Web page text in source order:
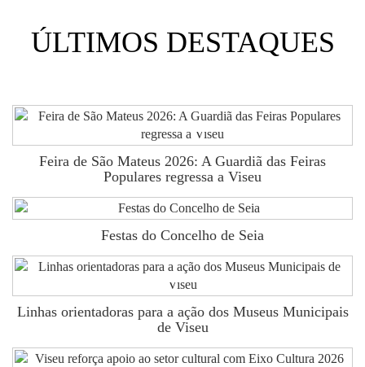
ÚLTIMOS DESTAQUES
Feira de São Mateus 2026: A Guardiã das Feiras
Populares regressa a Viseu
Festas do Concelho de Seia
Linhas orientadoras para a ação dos Museus Municipais
de Viseu